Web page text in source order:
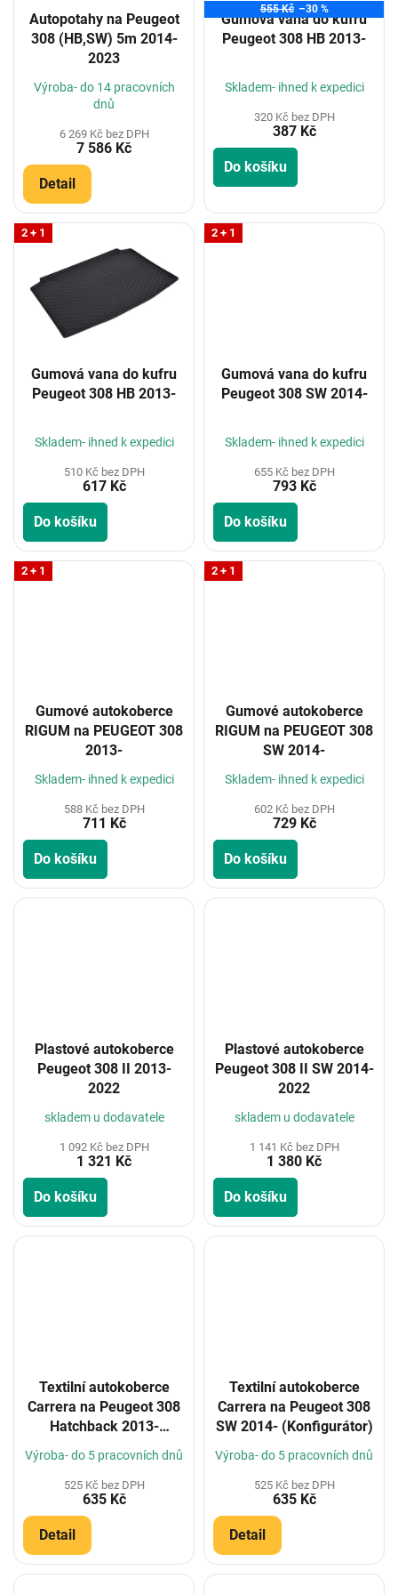
Autopotahy na Peugeot
308 (HB,SW) 5m 2014-
2023
Výroba- do 14 pracovních
dnů
6 269 Kč bez DPH
7 586 Kč
Detail
555 Kč –30 %
Gumová vana do kufru
Peugeot 308 HB 2013-
Skladem- ihned k expedici
320 Kč bez DPH
387 Kč
Do košíku
2 + 1
Gumová vana do kufru
Peugeot 308 HB 2013-
Skladem- ihned k expedici
510 Kč bez DPH
617 Kč
Do košíku
2 + 1
Gumová vana do kufru
Peugeot 308 SW 2014-
Skladem- ihned k expedici
655 Kč bez DPH
793 Kč
Do košíku
2 + 1
Gumové autokoberce
RIGUM na PEUGEOT 308
2013-
Skladem- ihned k expedici
588 Kč bez DPH
711 Kč
Do košíku
2 + 1
Gumové autokoberce
RIGUM na PEUGEOT 308
SW 2014-
Skladem- ihned k expedici
602 Kč bez DPH
729 Kč
Do košíku
Plastové autokoberce
Peugeot 308 II 2013-
2022
skladem u dodavatele
1 092 Kč bez DPH
1 321 Kč
Do košíku
Plastové autokoberce
Peugeot 308 II SW 2014-
2022
skladem u dodavatele
1 141 Kč bez DPH
1 380 Kč
Do košíku
Textilní autokoberce
Carrera na Peugeot 308
Hatchback 2013-
(Konfigurátor)
Výroba- do 5 pracovních dnů
525 Kč bez DPH
635 Kč
Detail
Textilní autokoberce
Carrera na Peugeot 308
SW 2014- (Konfigurátor)
Výroba- do 5 pracovních dnů
525 Kč bez DPH
635 Kč
Detail